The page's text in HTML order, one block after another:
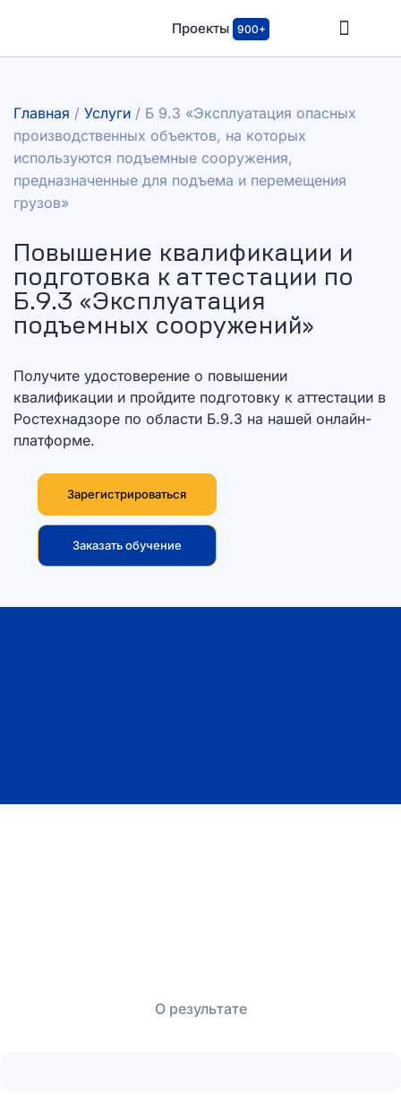
Проекты 900+
Главная / Услуги / Б 9.3 «Эксплуатация опасных
производственных объектов, на которых
используются подъемные сооружения,
предназначенные для подъема и перемещения
грузов»
Повышение квалификации и
подготовка к аттестации по
Б.9.3 «Эксплуатация
подъемных сооружений»
Получите удостоверение о повышении
квалификации и пройдите подготовку к аттестации в
Ростехнадзоре по области Б.9.3 на нашей онлайн-
платформе.
Зарегистрироваться
Заказать обучение
О результате